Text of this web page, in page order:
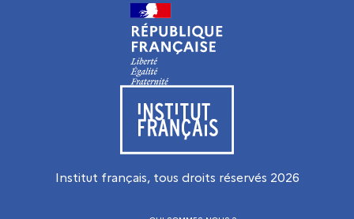
Visiter le site de l’Institut français
Institut français, tous droits réservés 2026